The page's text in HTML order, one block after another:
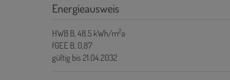
Energieausweis
HWBB, 48.5 kWh/m2a
fGEE B, 0,87
gültig bis21.04.2032